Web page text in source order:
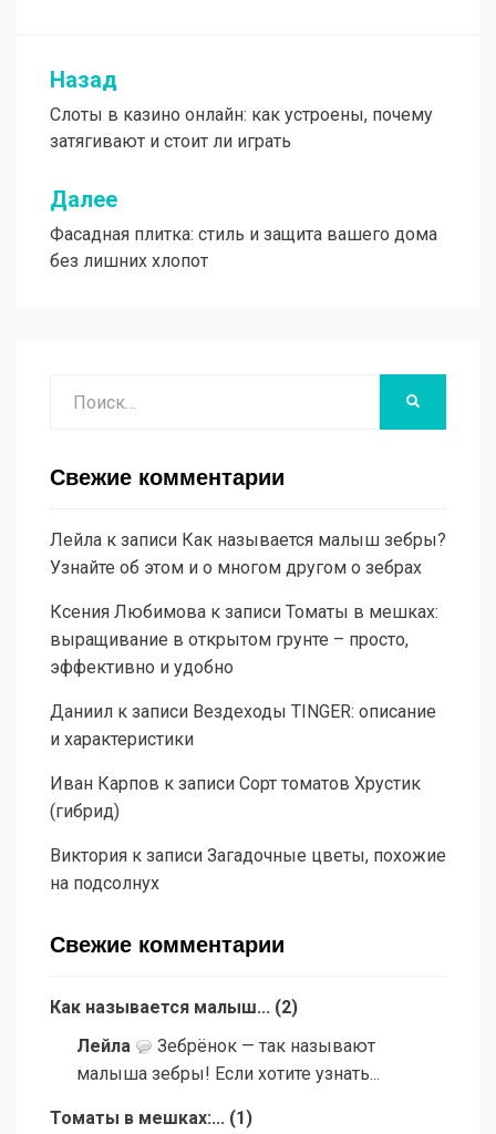
Навигация
по
записям
Назад
Слоты в казино онлайн: как устроены, почему
затягивают и стоит ли играть
Далее
Фасадная плитка: стиль и защита вашего дома
без лишних хлопот
Свежие комментарии
Лейла к записи Как называется малыш зебры?
Узнайте об этом и о многом другом о зебрах
Ксения Любимова к записи Томаты в мешках:
выращивание в открытом грунте – просто,
эффективно и удобно
Даниил к записи Вездеходы TINGER: описание
и характеристики
Иван Карпов к записи Сорт томатов Хрустик
(гибрид)
Виктория к записи Загадочные цветы, похожие
на подсолнух
Свежие комментарии
Как называется малыш... (2)
Лейла
Зебрёнок — так называют
малыша зебры! Если хотите узнать...
Томаты в мешках:... (1 )